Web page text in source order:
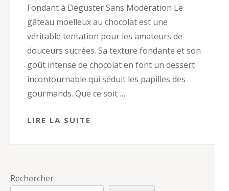
Fondant à Déguster Sans Modération Le
gâteau moelleux au chocolat est une
véritable tentation pour les amateurs de
douceurs sucrées. Sa texture fondante et son
goût intense de chocolat en font un dessert
incontournable qui séduit les papilles des
gourmands. Que ce soit …
LIRE LA SUITE
Rechercher